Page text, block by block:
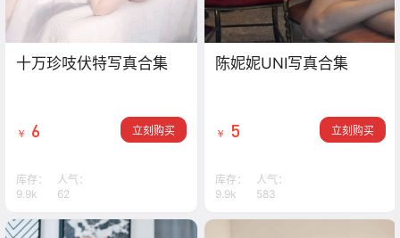
十万珍吱伏特写真合集
￥ 6 立刻购买
库存：
9.9k
人气：
62
陈妮妮UNI写真合集
￥ 5 立刻购买
库存：
9.9k
人气：
583